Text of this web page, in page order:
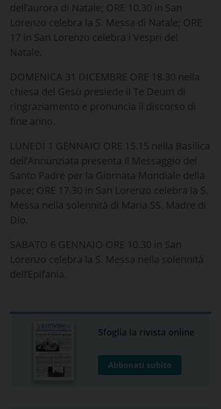
dell’aurora di Natale; ORE 10.30 in San
Lorenzo celebra la S. Messa di Natale; ORE
17 in San Lorenzo celebra i Vespri del
Natale.
DOMENICA 31 DICEMBRE ORE 18.30 nella
chiesa del Gesù presiede il Te Deum di
ringraziamento e pronuncia il discorso di
fine anno.
LUNEDI 1 GENNAIO ORE 15.15 nella Basilica
dell’Annunziata presenta il Messaggio del
Santo Padre per la Giornata Mondiale della
pace; ORE 17.30 in San Lorenzo celebra la S.
Messa nella solennità di Maria SS. Madre di
Dio.
SABATO 6 GENNAIO ORE 10.30 in San
Lorenzo celebra la S. Messa nella solennità
dell’Epifania.
Sfoglia la rivista online
Abbonati subito